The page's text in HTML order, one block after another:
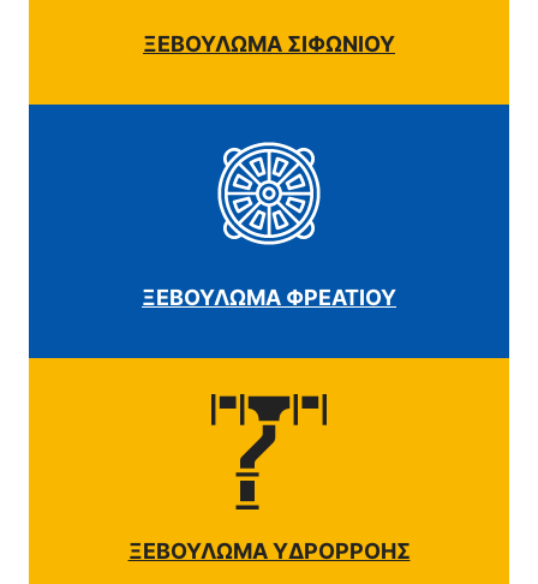
ΞΕΒΟΥΛΩΜΑ ΣΙΦΩΝΙΟΥ
ΞΕΒΟΥΛΩΜΑ ΦΡΕΑΤΙΟΥ
ΞΕΒΟΥΛΩΜΑ ΥΔΡΟΡΡΟΗΣ